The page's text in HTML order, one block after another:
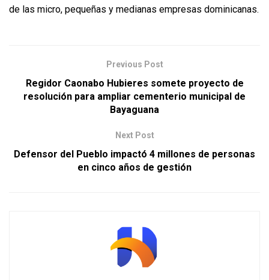
de las micro, pequeñas y medianas empresas dominicanas.
Previous Post
Regidor Caonabo Hubieres somete proyecto de
resolución para ampliar cementerio municipal de
Bayaguana
Next Post
Defensor del Pueblo impactó 4 millones de personas
en cinco años de gestión